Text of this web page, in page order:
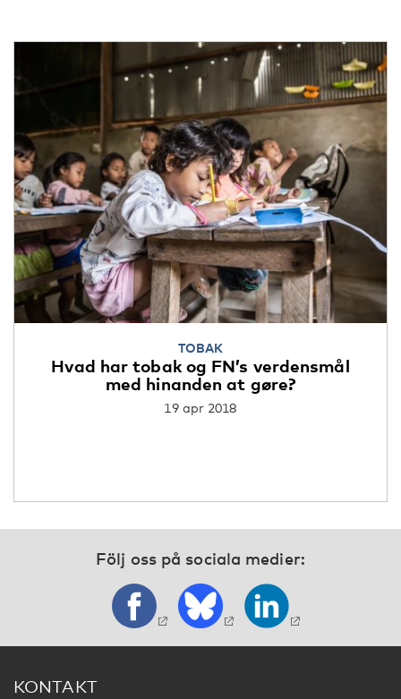
TOBAK
Hvad har tobak og FN’s verdensmål
med hinanden at gøre?
19 apr 2018
Följ oss på sociala medier:
KONTAKT